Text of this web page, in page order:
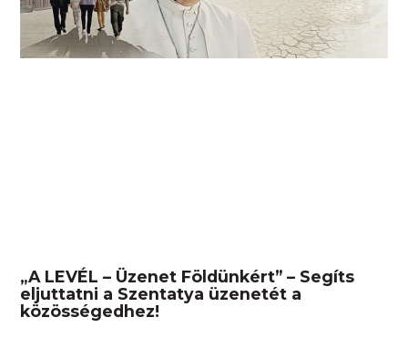
„A LEVÉL – Üzenet Földünkért” – Segíts
eljuttatni a Szentatya üzenetét a
közösségedhez!